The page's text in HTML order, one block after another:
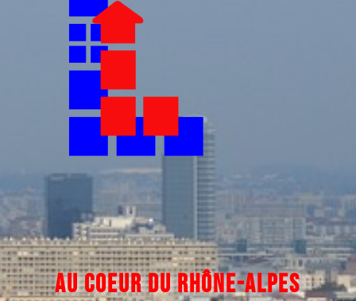
AU COEUR DURHÔNE-ALPES